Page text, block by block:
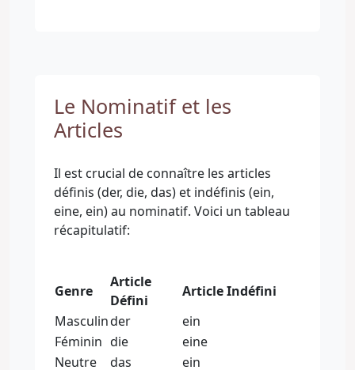
Le Nominatif et les
Articles
Il est crucial de connaître les articles
définis (der, die, das) et indéfinis (ein,
eine, ein) au nominatif. Voici un tableau
récapitulatif:
Genre
Article
Défini
Article Indéfini
Masculinder
ein
Féminin die
eine
Neutre
das ein